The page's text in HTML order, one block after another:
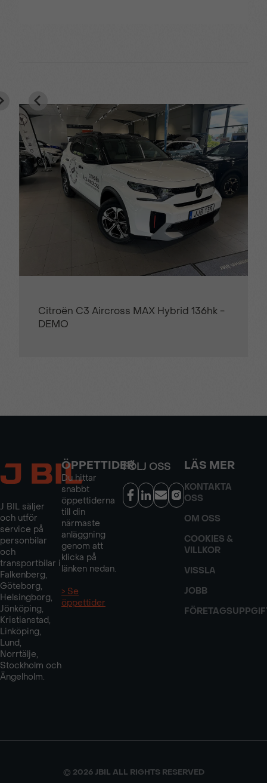
Citroën C3 Aircross MAX Hybrid 136hk -
DEMO
J BIL säljer
och utför
service på
personbilar
och
transportbilar i
Falkenberg,
Göteborg,
Helsingborg,
Jönköping,
Kristianstad,
Linköping,
Lund,
Norrtälje,
Stockholm och
Ängelholm.
ÖPPETTIDER
Du hittar
snabbt
öppettiderna
till din
närmaste
anläggning
genom att
klicka på
länken nedan.
> Se
öppettider
FÖLJ OSS LÄS MER
KONTAKTA
OSS
OM OSS
COOKIES &
VILLKOR
VISSLA
JOBB
© 2026 JBIL ALL RIGHTS RESERVED